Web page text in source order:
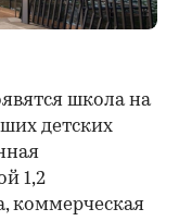
школа на
детских
1,2
коммерческая